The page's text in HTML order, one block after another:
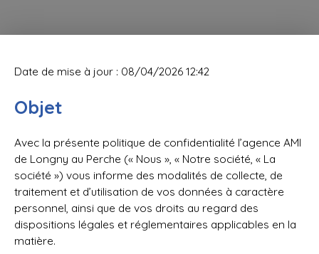
Date de mise à jour : 08/04/2026 12:42
Objet
Avec la présente politique de confidentialité l’agence AMI
de Longny au Perche (« Nous », « Notre société, « La
société ») vous informe des modalités de collecte, de
traitement et d’utilisation de vos données à caractère
personnel, ainsi que de vos droits au regard des
dispositions légales et réglementaires applicables en la
matière.